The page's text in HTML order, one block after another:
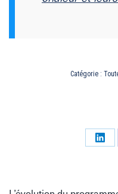
Catégorie :